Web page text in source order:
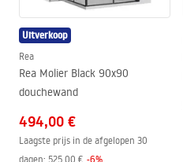
Uitverkoop
Rea
Rea Molier Black 90x90
douchewand
494,00 €
Laagste prijs in de afgelopen 30
dagen: 525,00 € -6%